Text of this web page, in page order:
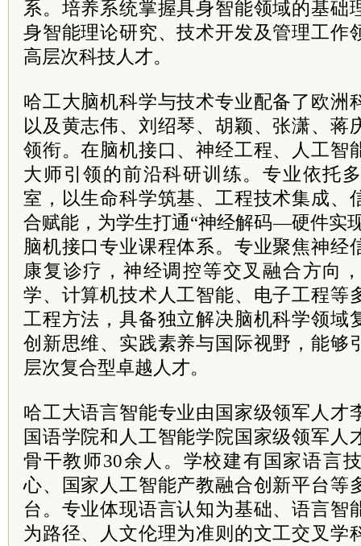
系。培养系统掌握具身智能领域的基础
身智能理论研究、技术开发及管理工作
高层次科技人才。
哈工大脑机科学与技术专业配备了欧洲
以及黄志伟、刘绍琴、胡颖、张潇、蒋
领衔。在脑机接口、神经工程、人工智
大师引领的前沿科研训练。专业依托
室，以生命科学筑基、工程技术集成、
合赋能，为学生打通“神经解码—硬件实
脑机接口专业课程体系。专业聚焦神经
康复诊疗，神经调控等交叉融合方向
学、计算机技术人工智能、电子工程等
工程方法，具备独立解决脑机科学领域
创新思维、实践素养与国际视野，能够
层次复合型卓越人才。
哈工大语言智能专业由国家级领军人才
国语学院和人工智能学院国家级领军人
骨干教师30余人。学校建有国家语言
心、国家人工智能产教融合创新平台等
台。专业体现语言认知为基础、语言智
为路径、人文伦理为准则的文工交叉学